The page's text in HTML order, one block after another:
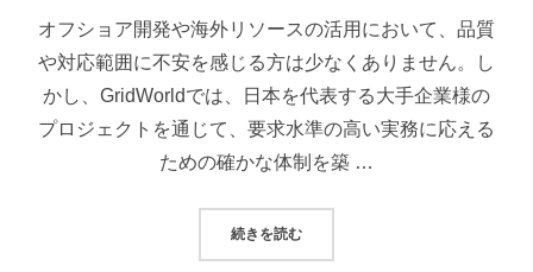
オフショア開発や海外リソースの活用において、品質
や対応範囲に不安を感じる方は少なくありません。し
かし、GridWorldでは、日本を代表する大手企業様の
プロジェクトを通じて、要求水準の高い実務に応える
ための確かな体制を築 …
続きを読む“実績紹介：大手銀行から電力会社